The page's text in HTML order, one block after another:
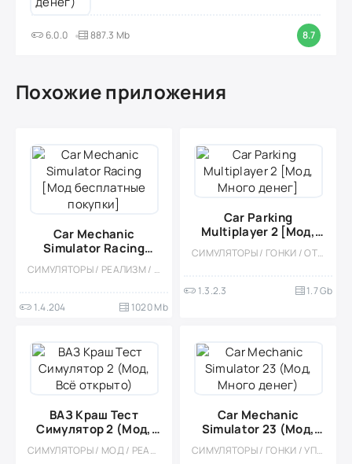
6.0.0 887.3 Mb 8.7
Похожие приложения
Car Mechanic
Simulator Racing
[Мод бесплатные
покупки]
СИМУЛЯТОРЫ / РЕАЛИЗМ / ГОНКИ / КАЗУАЛЬНЫЕ / ОДНОПОЛЬЗОВАТЕЛЬСКИЕ / ОФЛАЙН / 3D / ВСТРОЕННЫЙ КЕШ / БОЛЬШАЯ
1.4.204 1020 Mb
Car Parking
Multiplayer 2 [Мод,
Много денег]
СИМУЛЯТОРЫ / ГОНКИ / ОТКРЫТЫЙ МИР / КАЗУАЛЬНЫЕ / СТИЛИЗАЦИЯ / 3D / ВСТРОЕННЫЙ КЕШ / БОЛЬШАЯ / МОД / ФИЗИКА
1.3.2.3 1.7 Gb
ВАЗ Краш Тест
Симулятор 2 (Мод,
Всё открыто)
СИМУЛЯТОРЫ / МОД / РЕАЛИЗМ / ОДНОПОЛЬЗОВАТЕЛЬСКИЕ / ОФЛАЙН / ВСТРОЕННЫЙ КЕШ / АРКАДЫ / ФИЗИКА
Car Mechanic
Simulator 23 (Мод,
Много денег)
СИМУЛЯТОРЫ / ГОНКИ / УПРАВЛЕНИЕ / ЭКОНОМИЧЕСКАЯ СТРАТЕГИЯ / КАЗУАЛЬНЫЕ / ОДНОПОЛЬЗОВАТЕЛЬСКИЕ / ВСТРОЕННЫЙ КЕШ / СТИЛИЗАЦИЯ / ОФЛАЙН